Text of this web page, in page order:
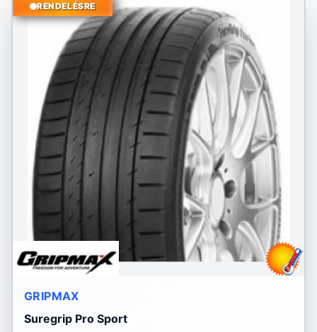
RENDELÉSRE
GRIPMAX
Suregrip Pro Sport